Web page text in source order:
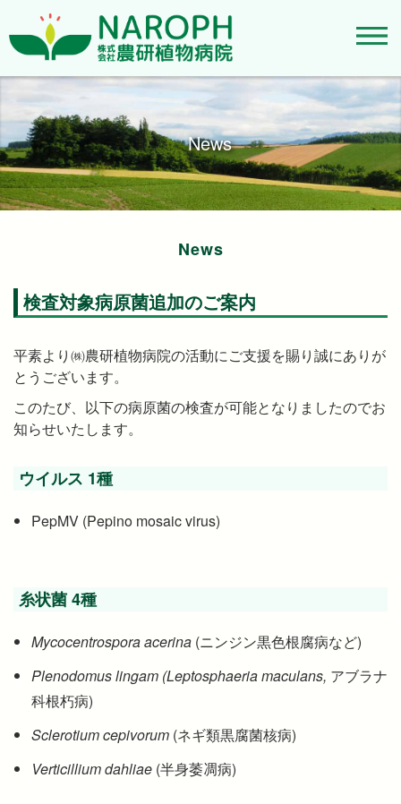
News
News
検査対象病原菌追加のご案内
平素より㈱農研植物病院の活動にご支援を賜り誠にありが
とうございます。
このたび、以下の病原菌の検査が可能となりましたのでお
知らせいたします。
ウイルス 1種
PepMV (Pepino mosaic virus)
糸状菌 4種
Mycocentrospora acerina (ニンジン黒色根腐病など)
Plenodomus lingam (Leptosphaeria maculans, アブラナ
科根朽病)
Sclerotium cepivorum (ネギ類黒腐菌核病)
Verticillium dahliae (半身萎凋病)